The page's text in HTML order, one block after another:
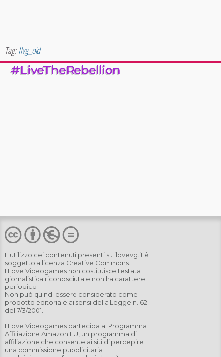
Tag:Ilvg_old
#LiveTheRebellion
L'utilizzo dei contenuti presenti su ilovevg.it è
soggetto a licenza Creative Commons
I Love Videogames non costituisce testata
giornalistica riconosciuta e non ha carattere
periodico.
Non può quindi essere considerato come
prodotto editoriale ai sensi della Legge n. 62
del 7/3/2001.
I Love Videogames partecipa al Programma
Affiliazione Amazon EU, un programma di
affiliazione che consente ai siti di percepire
una commissione pubblicitaria